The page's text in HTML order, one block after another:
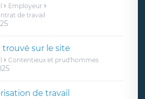
Employeur
de travail
sur le site
Contentieux et prud'hommes
de travail